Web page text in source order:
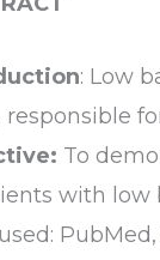
: Low
responsible
To
with low